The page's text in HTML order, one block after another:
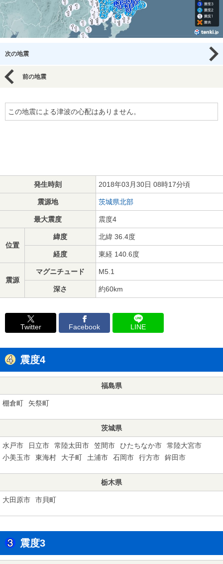
次の地震
前の地震
この地震による津波の心配はありません。
発生時刻 2018年03月30日 08時17分頃
震源地 茨城県北部
最大震度 震度4
位置
緯度 北緯 36.4度
経度 東経 140.6度
震源
マグニチュード M5.1
深さ 約60km
Twitter Facebook LINE
震度4
福島県
棚倉町 矢祭町
茨城県
水戸市 日立市 常陸太田市 笠間市 ひたちなか市
常陸大宮市
小美玉市
東海村 大子町 土浦市 石岡市 行方市 鉾田市
栃木県
大田原市 市貝町
震度3